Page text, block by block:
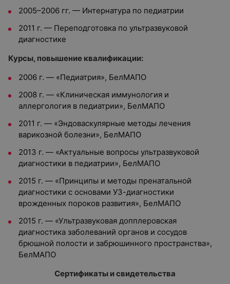
2005–2006 гг. — Интернатура по педиатрии
2011 г. — Переподготовка по ультразвуковой
диагностике
Курсы, повышение квалификации:
2006 г. — «Педиатрия», БелМАПО
2008 г. — «Клиническая иммунология и
аллергология в педиатрии», БелМАПО
2011 г. — «Эндоваскулярные методы лечения
варикозной болезни», БелМАПО
2013 г. — «Актуальные вопросы ультразвуковой
диагностики в педиатрии», БелМАПО
2015 г. — «Принципы и методы пренатальной
диагностики с основами УЗ-диагностики
врожденных пороков развития», БелМАПО
2015 г. — «Ультразвуковая допплеровская
диагностика заболеваний органов и сосудов
брюшной полости и забрюшинного пространства»,
БелМАПО
Сертификаты и свидетельства